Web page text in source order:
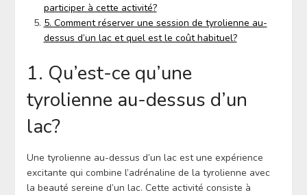
participer à cette activité?
5. Comment réserver une session de tyrolienne au-
dessus d’un lac et quel est le coût habituel?
1. Qu’est-ce qu’une
tyrolienne au-dessus d’un
lac?
Une tyrolienne au-dessus d’un lac est une expérience
excitante qui combine l’adrénaline de la tyrolienne avec
la beauté sereine d’un lac. Cette activité consiste à